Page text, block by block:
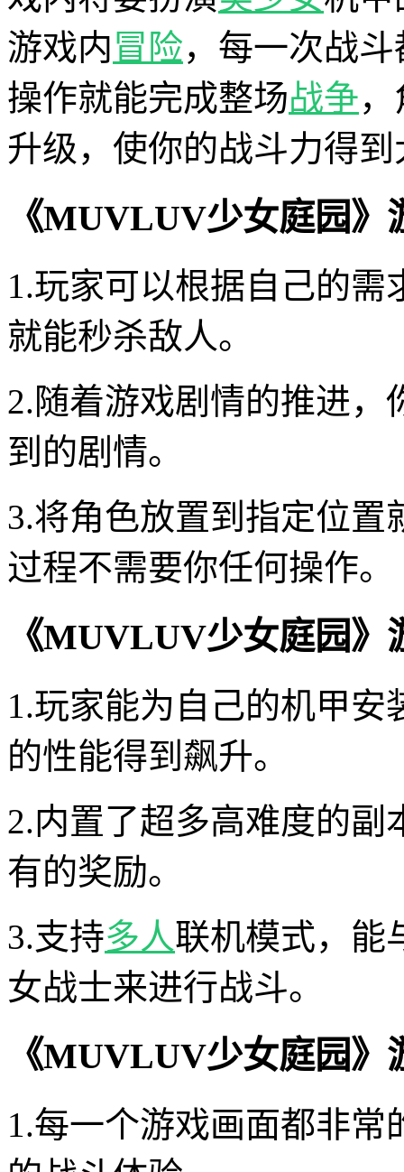
游戏内冒险，每一次战
操作就能完成整场战争
升级，使你的战斗力得
《MUVLUV少女庭园》
1.玩家可以根据自己的
就能秒杀敌人。
2.随着游戏剧情的推进
到的剧情。
3.将角色放置到指定位
过程不需要你任何操作。
《MUVLUV少女庭园》
1.玩家能为自己的机甲
的性能得到飙升。
2.内置了超多高难度的
有的奖励。
3.支持多人联机模式，能
女战士来进行战斗。
《MUVLUV少女庭园》
1.每一个游戏画面都非